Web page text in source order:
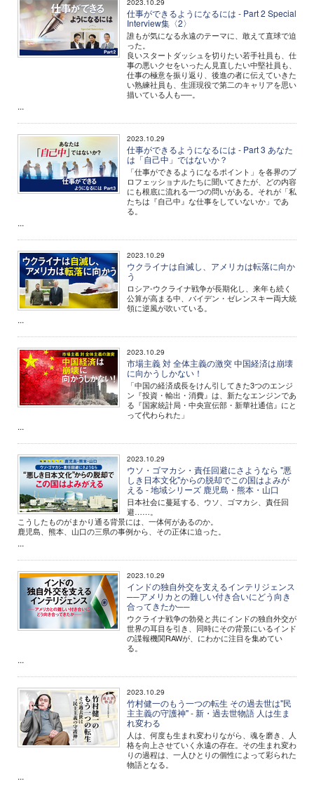
2023.10.29
仕事ができるようになるには - Part 2 Special
Interview集〈2〉
誰もが気になる永遠のテーマに、敢えて直球で迫
った。
良いスタートダッシュを切りたい若手社員も、仕
事の悪いクセをいったん見直したい中堅社員も、
仕事の極意を振り返り、後進の者に伝えていきた
い熟練社員も、生涯現役で第二のキャリアを思い
描いている人も──。
...
2023.10.29
仕事ができるようになるには - Part 3 あなた
は「自己中」ではないか？
「仕事ができるようになるポイント」を各界のプ
ロフェッショナルたちに聞いてきたが、どの内容
にも根底に流れる一つの問いがある。それが「私
たちは『自己中』な仕事をしていないか」であ
る。
...
2023.10.29
ウクライナは自滅し、アメリカは転落に向か
う
ロシア-ウクライナ戦争が長期化し、来年も続く
公算が高まる中、バイデン・ゼレンスキー両大統
領に逆風が吹いている。
...
2023.10.29
市場主義 対 全体主義の激突 中国経済は崩壊
に向かうしかない！
「中国の経済成長をけん引してきた3つのエンジ
ン『投資・輸出・消費』は、新たなエンジンであ
る『国家統計局・中央宣伝部・新華社通信』にと
って代わられた」
...
2023.10.29
ウソ・ゴマカシ・責任回避にさようなら "悪
しき日本文化"からの脱却でこの国はよみが
える - 地域シリーズ 鹿児島・熊本・山口
日本社会に蔓延する、ウソ、ゴマカシ、責任回
避……。
こうしたものがまかり通る背景には、一体何があるのか。
鹿児島、熊本、山口の三県の事例から、その正体に迫った。
...
2023.10.29
インドの独自外交を支えるインテリジェンス
──アメリカとの難しい付き合いにどう向き
合ってきたか──
ウクライナ戦争の勃発と共にインドの独自外交が
世界の耳目を引き、同時にその背景にいるインド
の諜報機関RAWが、にわかに注目を集めてい
る。
...
2023.10.29
竹村健一のもう一つの転生 その過去世は"民
主主義の守護神" - 新・過去世物語 人は生ま
れ変わる
人は、何度も生まれ変わりながら、魂を磨き、人
格を向上させていく永遠の存在。その生まれ変わ
りの過程は、一人ひとりの個性によって彩られた
物語となる。
...